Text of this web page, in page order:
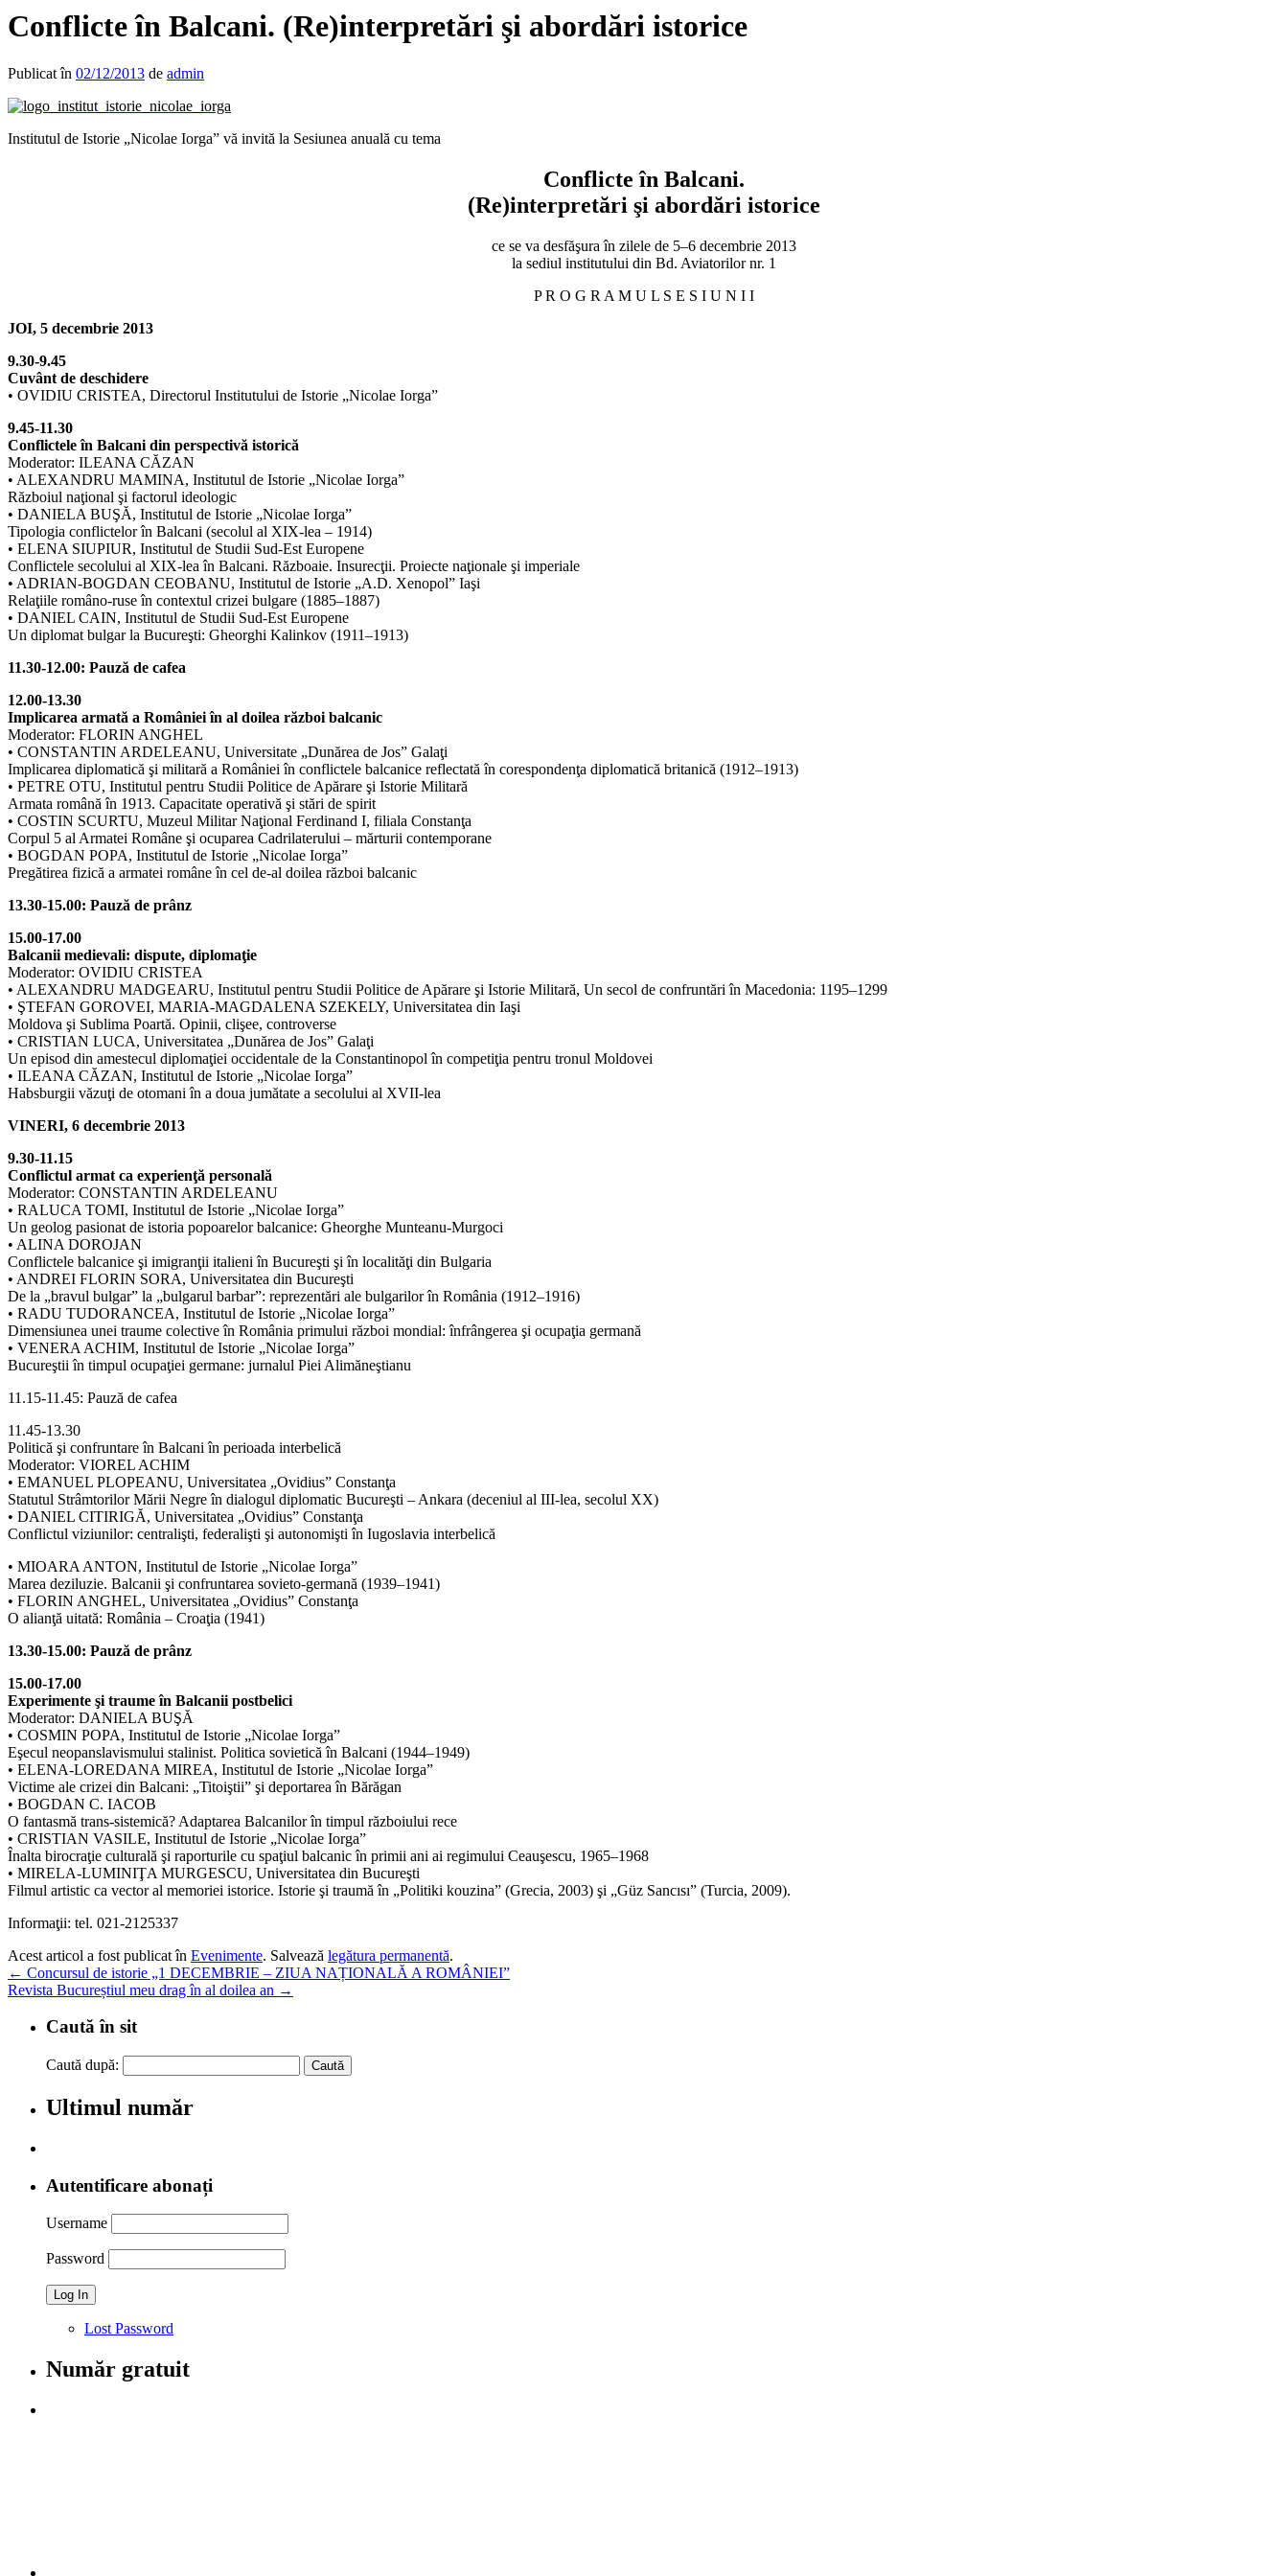
Conflicte în Balcani. (Re)interpretări şi abordări istorice
Publicat în 02/12/2013 de admin
Institutul de Istorie „Nicolae Iorga” vă invită la Sesiunea anuală cu tema
Conflicte în Balcani.
(Re)interpretări şi abordări istorice
ce se va desfăşura în zilele de 5–6 decembrie 2013
la sediul institutului din Bd. Aviatorilor nr. 1
P R O G R A M U L S E S I U N I I
JOI, 5 decembrie 2013
9.30-9.45
Cuvânt de deschidere
• OVIDIU CRISTEA, Directorul Institutului de Istorie „Nicolae Iorga”
9.45-11.30
Conflictele în Balcani din perspectivă istorică
Moderator: ILEANA CĂZAN
• ALEXANDRU MAMINA, Institutul de Istorie „Nicolae Iorga”
Războiul naţional şi factorul ideologic
• DANIELA BUŞĂ, Institutul de Istorie „Nicolae Iorga”
Tipologia conflictelor în Balcani (secolul al XIX-lea – 1914)
• ELENA SIUPIUR, Institutul de Studii Sud-Est Europene
Conflictele secolului al XIX-lea în Balcani. Războaie. Insurecţii. Proiecte naţionale şi imperiale
• ADRIAN-BOGDAN CEOBANU, Institutul de Istorie „A.D. Xenopol” Iaşi
Relaţiile româno-ruse în contextul crizei bulgare (1885–1887)
• DANIEL CAIN, Institutul de Studii Sud-Est Europene
Un diplomat bulgar la Bucureşti: Gheorghi Kalinkov (1911–1913)
11.30-12.00: Pauză de cafea
12.00-13.30
Implicarea armată a României în al doilea război balcanic
Moderator: FLORIN ANGHEL
• CONSTANTIN ARDELEANU, Universitate „Dunărea de Jos” Galaţi
Implicarea diplomatică şi militară a României în conflictele balcanice reflectată în corespondenţa diplomatică britanică (1912–1913)
• PETRE OTU, Institutul pentru Studii Politice de Apărare şi Istorie Militară
Armata română în 1913. Capacitate operativă şi stări de spirit
• COSTIN SCURTU, Muzeul Militar Naţional Ferdinand I, filiala Constanţa
Corpul 5 al Armatei Române şi ocuparea Cadrilaterului – mărturii contemporane
• BOGDAN POPA, Institutul de Istorie „Nicolae Iorga”
Pregătirea fizică a armatei române în cel de-al doilea război balcanic
13.30-15.00: Pauză de prânz
15.00-17.00
Balcanii medievali: dispute, diplomaţie
Moderator: OVIDIU CRISTEA
• ALEXANDRU MADGEARU, Institutul pentru Studii Politice de Apărare şi Istorie Militară, Un secol de confruntări în Macedonia: 1195–1299
• ŞTEFAN GOROVEI, MARIA-MAGDALENA SZEKELY, Universitatea din Iaşi
Moldova şi Sublima Poartă. Opinii, clişee, controverse
• CRISTIAN LUCA, Universitatea „Dunărea de Jos” Galaţi
Un episod din amestecul diplomaţiei occidentale de la Constantinopol în competiţia pentru tronul Moldovei
• ILEANA CĂZAN, Institutul de Istorie „Nicolae Iorga”
Habsburgii văzuţi de otomani în a doua jumătate a secolului al XVII-lea
VINERI, 6 decembrie 2013
9.30-11.15
Conflictul armat ca experienţă personală
Moderator: CONSTANTIN ARDELEANU
• RALUCA TOMI, Institutul de Istorie „Nicolae Iorga”
Un geolog pasionat de istoria popoarelor balcanice: Gheorghe Munteanu-Murgoci
• ALINA DOROJAN
Conflictele balcanice şi imigranţii italieni în Bucureşti şi în localităţi din Bulgaria
• ANDREI FLORIN SORA, Universitatea din Bucureşti
De la „bravul bulgar” la „bulgarul barbar”: reprezentări ale bulgarilor în România (1912–1916)
• RADU TUDORANCEA, Institutul de Istorie „Nicolae Iorga”
Dimensiunea unei traume colective în România primului război mondial: înfrângerea şi ocupaţia germană
• VENERA ACHIM, Institutul de Istorie „Nicolae Iorga”
Bucureştii în timpul ocupaţiei germane: jurnalul Piei Alimăneştianu
11.15-11.45: Pauză de cafea
11.45-13.30
Politică şi confruntare în Balcani în perioada interbelică
Moderator: VIOREL ACHIM
• EMANUEL PLOPEANU, Universitatea „Ovidius” Constanţa
Statutul Strâmtorilor Mării Negre în dialogul diplomatic Bucureşti – Ankara (deceniul al III-lea, secolul XX)
• DANIEL CITIRIGĂ, Universitatea „Ovidius” Constanţa
Conflictul viziunilor: centralişti, federalişti şi autonomişti în Iugoslavia interbelică
• MIOARA ANTON, Institutul de Istorie „Nicolae Iorga”
Marea deziluzie. Balcanii şi confruntarea sovieto-germană (1939–1941)
• FLORIN ANGHEL, Universitatea „Ovidius” Constanţa
O alianţă uitată: România – Croaţia (1941)
13.30-15.00: Pauză de prânz
15.00-17.00
Experimente şi traume în Balcanii postbelici
Moderator: DANIELA BUŞĂ
• COSMIN POPA, Institutul de Istorie „Nicolae Iorga”
Eşecul neopanslavismului stalinist. Politica sovietică în Balcani (1944–1949)
• ELENA-LOREDANA MIREA, Institutul de Istorie „Nicolae Iorga”
Victime ale crizei din Balcani: „Titoiştii” şi deportarea în Bărăgan
• BOGDAN C. IACOB
O fantasmă trans-sistemică? Adaptarea Balcanilor în timpul războiului rece
• CRISTIAN VASILE, Institutul de Istorie „Nicolae Iorga”
Înalta birocraţie culturală şi raporturile cu spaţiul balcanic în primii ani ai regimului Ceauşescu, 1965–1968
• MIRELA-LUMINIŢA MURGESCU, Universitatea din Bucureşti
Filmul artistic ca vector al memoriei istorice. Istorie şi traumă în „Politiki kouzina” (Grecia, 2003) şi „Güz Sancısı” (Turcia, 2009).
Informaţii: tel. 021-2125337
Acest articol a fost publicat în Evenimente. Salvează legătura permanentă.
← Concursul de istorie „1 DECEMBRIE – ZIUA NAȚIONALĂ A ROMÂNIEI”
Revista Bucureștiul meu drag în al doilea an →
Caută în sit
Caută după:
Ultimul număr
Autentificare abonați
Username
Password
Lost Password
Număr gratuit